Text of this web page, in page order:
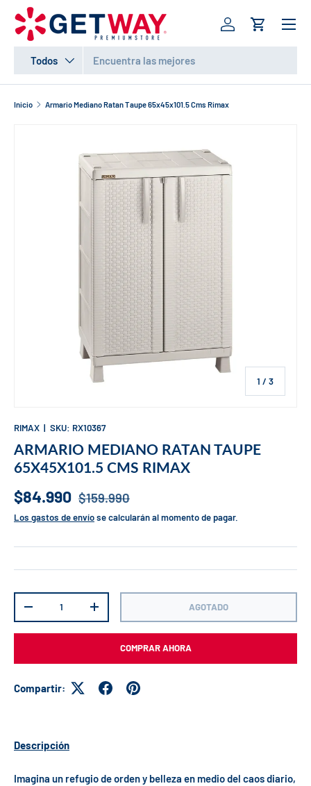
IR AL CONTENIDO
Todos
Iniciar sesión
Carrito
Inicio Armario Mediano Ratan Taupe 65x45x101.5 Cms Rimax
1 / de
3
RIMAX | SKU: RX10367
ARMARIO MEDIANO RATAN TAUPE
65X45X101.5 CMS RIMAX
$84.990 $159.990
Los gastos de envíose calcularán al momento de pagar.
-
+ AGOTADO
COMPRAR AHORA
Compartir:
Descripción
Imagina un refugio de orden y belleza en medio del caos diario,